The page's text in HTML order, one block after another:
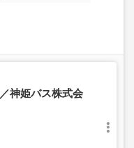
神姫バス株式会